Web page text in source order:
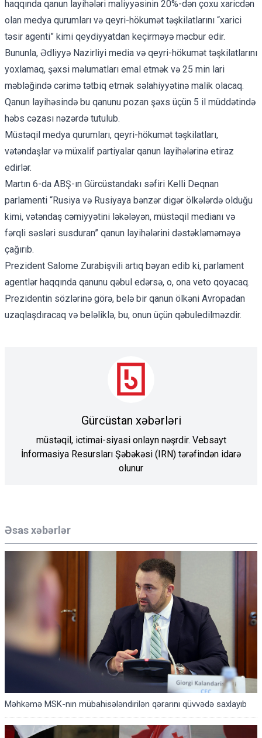
Əsas xəbərlər
Məhkəmə MSK-nın mübahisələndirilən qərarını qüvvədə saxlayıb
haqqında qanun layihələri maliyyəsinin 20%-dən çoxu xaricdən
olan medya qurumları və qeyri-hökumət təşkilatlarını “xarici
təsir agenti” kimi qeydiyyatdan keçirməyə məcbur edir.
Bununla, Ədliyyə Nazirliyi media və qeyri-hökumət təşkilatlarını
yoxlamaq, şəxsi məlumatları emal etmək və 25 min lari
məbləğində cərimə tətbiq etmək səlahiyyətinə malik olacaq.
Qanun layihəsində bu qanunu pozan şəxs üçün 5 il müddətində
həbs cəzası nəzərdə tutulub.
Müstəqil medya qurumları, qeyri-hökumət təşkilatları,
vətəndaşlar və müxalif partiyalar qanun layihələrinə etiraz
edirlər.
Martın 6-da ABŞ-ın Gürcüstandakı səfiri Kelli Deqnan
parlamenti “Rusiya və Rusiyaya bənzər digər ölkələrdə olduğu
kimi, vətəndaş cəmiyyətini ləkələyən, müstəqil medianı və
fərqli səsləri susduran” qanun layihələrini dəstəkləməməyə
çağırıb.
Prezident Salome Zurabişvili artıq bəyan edib ki, parlament
agentlər haqqında qanunu qəbul edərsə, o, ona veto qoyacaq.
Prezidentin sözlərinə görə, belə bir qanun ölkəni Avropadan
uzaqlaşdıracaq və beləliklə, bu, onun üçün qəbuledilməzdir.
Gürcüstan xəbərləri
müstəqil, ictimai-siyasi onlayn nəşrdir. Vebsayt
İnformasiya Resursları Şəbəkəsi (IRN) tərəfindən idarə
olunur